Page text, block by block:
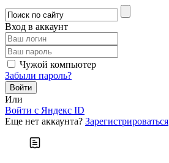
Вход в аккаунт
Чужой компьютер
Забыли пароль?
Или
Войти c Яндекс ID
Еще нет аккаунта? Зарегистрироваться